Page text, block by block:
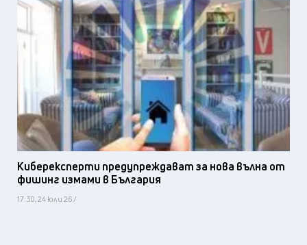
Киберексперти предупреждават за нова вълна от
фишинг измами в България
17:30, 24 юли 26 /